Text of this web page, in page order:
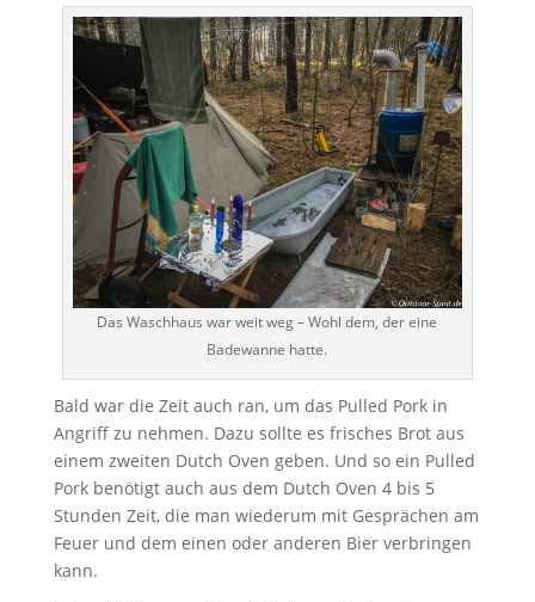
Das Waschhaus war weit weg – Wohl dem, der eine
Badewanne hatte.
Bald war die Zeit auch ran, um das Pulled Pork in
Angriff zu nehmen. Dazu sollte es frisches Brot aus
einem zweiten Dutch Oven geben. Und so ein Pulled
Pork benötigt auch aus dem Dutch Oven 4 bis 5
Stunden Zeit, die man wiederum mit Gesprächen am
Feuer und dem einen oder anderen Bier verbringen
kann.